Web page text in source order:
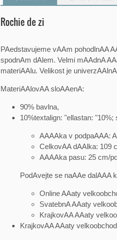
Rochie de zi
PAedstavujeme vAAm pohodlnAA
spodnAm dAlem. Velmi mAAdnA
materiAAlu. Velikost je
MateriAAlovAA sloAAenA:
90% bavlna,
10%textalign: "ellastan:
AAAAka v podpaAAA:
CelkovAA dAAlka: 109
AAAAka pasu: 25 cm/
PodAvejte se naAAe dalAAA
Online AAaty
SvatebnA AAaty
KrajkovAA AAaty
KrajkovAA AAaty velkoobchod